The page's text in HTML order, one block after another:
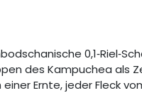
des Kampuchea als
Ernte, jeder Fleck